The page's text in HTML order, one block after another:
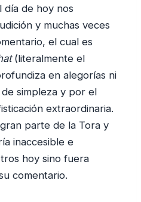
día de hoy nos
y muchas veces
el cual es
(literalmente el
en alegorías ni
simpleza y por el
extraordinaria.
parte de la Tora y
inaccesible e
hoy sino fuera
comentario.